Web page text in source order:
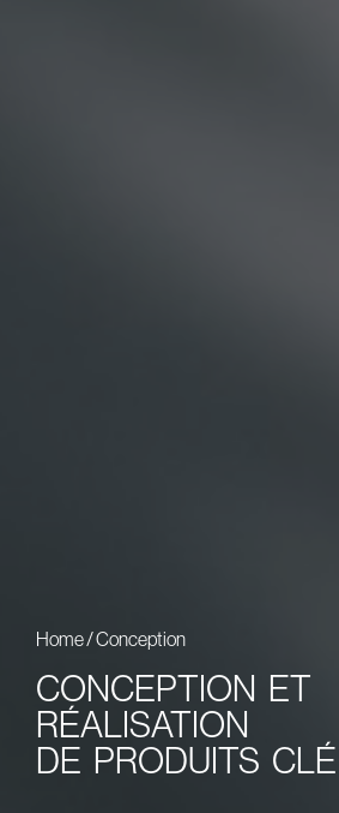
Home/Conception
CONCEPTION ET
RÉALISATION
DE PRODUITS